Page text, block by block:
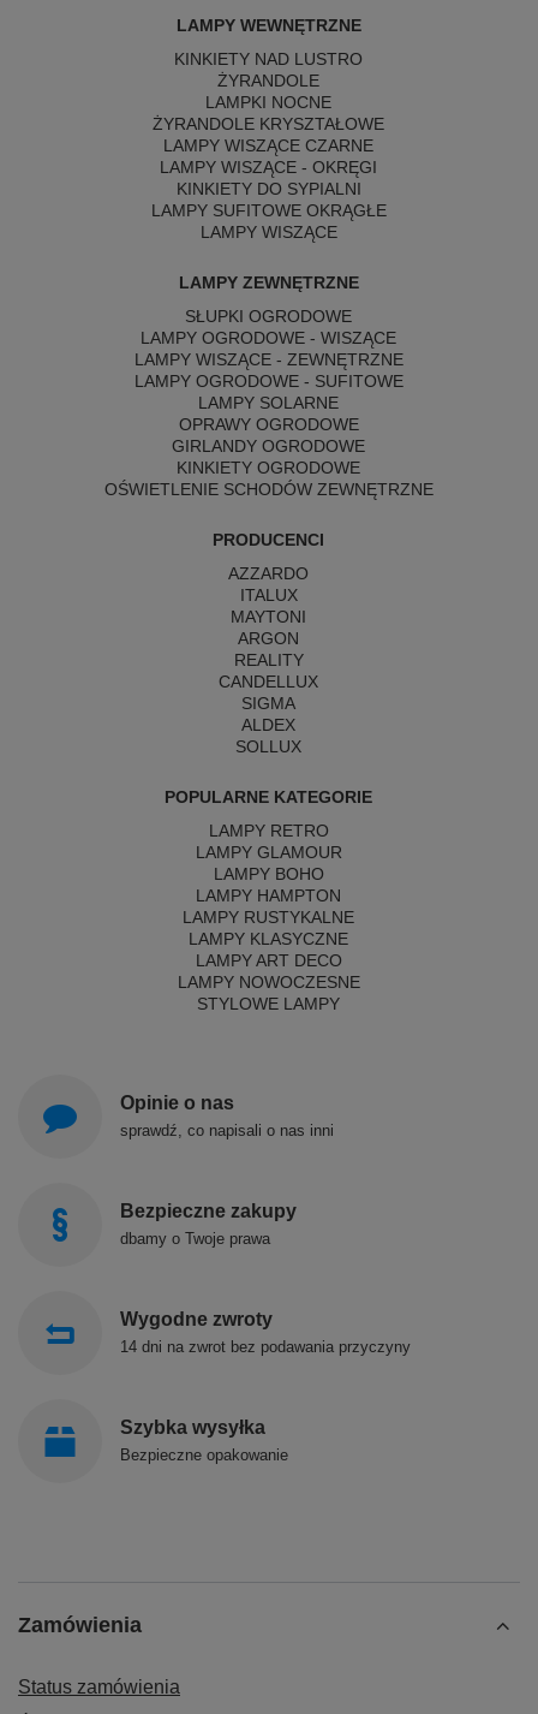
LAMPY WEWNĘTRZNE
KINKIETY NAD LUSTRO
ŻYRANDOLE
LAMPKI NOCNE
ŻYRANDOLE KRYSZTAŁOWE
LAMPY WISZĄCE CZARNE
LAMPY WISZĄCE - OKRĘGI
KINKIETY DO SYPIALNI
LAMPY SUFITOWE OKRĄGŁE
LAMPY WISZĄCE
LAMPY ZEWNĘTRZNE
SŁUPKI OGRODOWE
LAMPY OGRODOWE - WISZĄCE
LAMPY WISZĄCE - ZEWNĘTRZNE
LAMPY OGRODOWE - SUFITOWE
LAMPY SOLARNE
OPRAWY OGRODOWE
GIRLANDY OGRODOWE
KINKIETY OGRODOWE
OŚWIETLENIE SCHODÓW ZEWNĘTRZNE
PRODUCENCI
AZZARDO
ITALUX
MAYTONI
ARGON
REALITY
CANDELLUX
SIGMA
ALDEX
SOLLUX
POPULARNE KATEGORIE
LAMPY RETRO
LAMPY GLAMOUR
LAMPY BOHO
LAMPY HAMPTON
LAMPY RUSTYKALNE
LAMPY KLASYCZNE
LAMPY ART DECO
LAMPY NOWOCZESNE
STYLOWE LAMPY
Opinie o nas
sprawdź, co napisali o nas inni
Bezpieczne zakupy
dbamy o Twoje prawa
Wygodne zwroty
14 dni na zwrot bez podawania przyczyny
Szybka wysyłka
Bezpieczne opakowanie
Zamówienia
Status zamówienia